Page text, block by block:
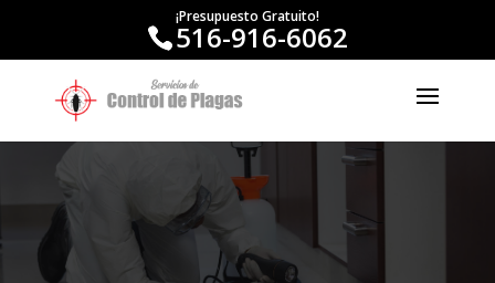
¡Presupuesto Gratuito!
516-916-6062